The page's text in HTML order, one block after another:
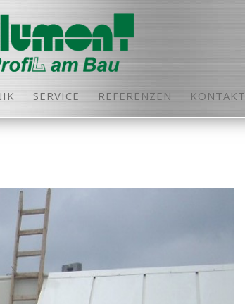
SERVICE REFERENZEN KONTAKT